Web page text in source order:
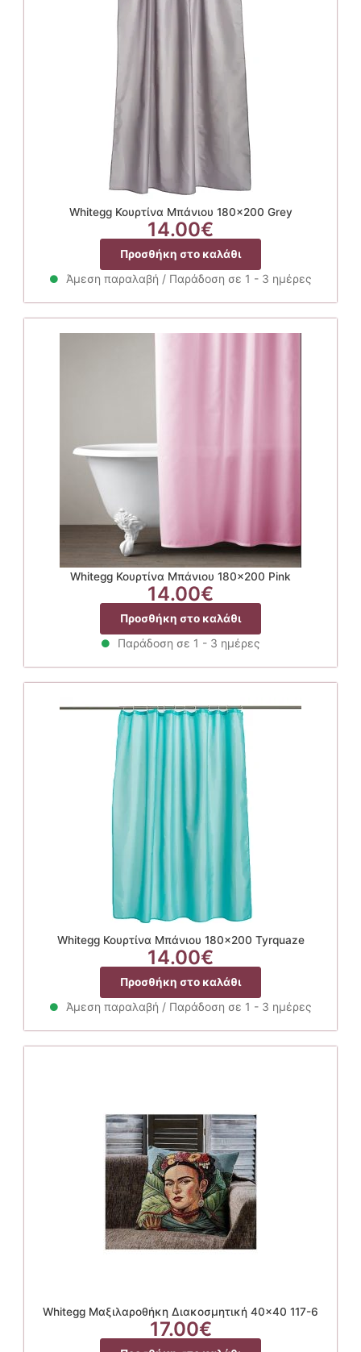
Whitegg Κουρτίνα Μπάνιου 180×200 Grey
14.00€
Προσθήκη στο καλάθι
Άμεση παραλαβή / Παράδοση σε 1 - 3 ημέρες
Whitegg Κουρτίνα Μπάνιου 180×200 Pink
14.00€
Προσθήκη στο καλάθι
Παράδοση σε 1 - 3 ημέρες
Whitegg Κουρτίνα Μπάνιου 180×200 Tyrquaze
14.00€
Προσθήκη στο καλάθι
Άμεση παραλαβή / Παράδοση σε 1 - 3 ημέρες
Whitegg Μαξιλαροθήκη Διακοσμητική 40×40 117-6
17.00€